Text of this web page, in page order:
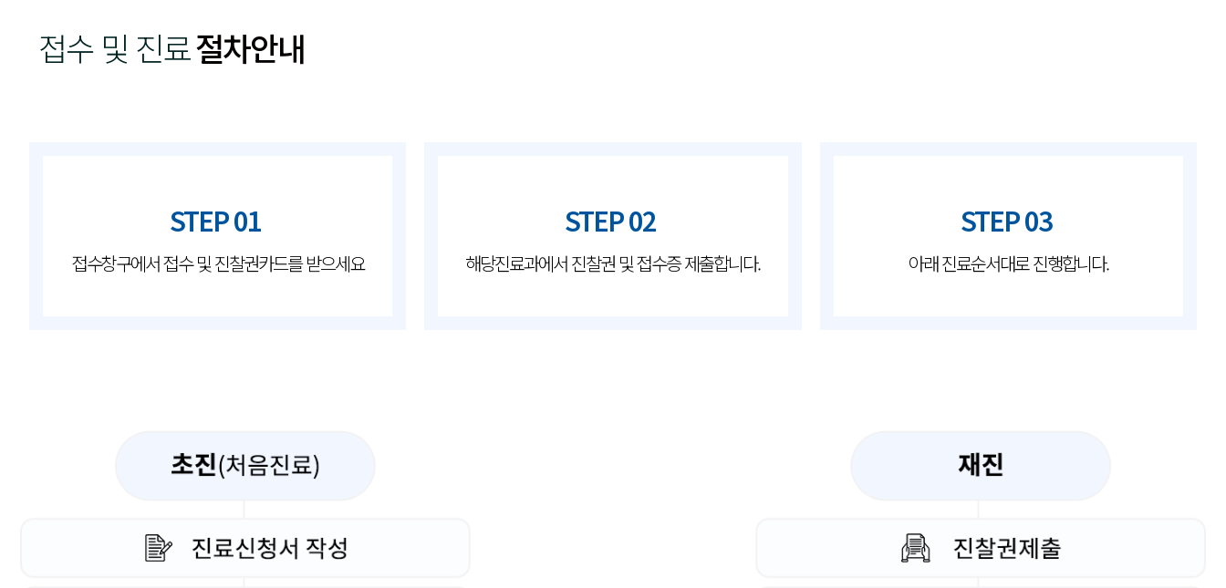
접수 및 진료절차안내
STEP 01
접수창구에서 접수 및 진찰권카드를 받으세요
STEP 02
해당진료과에서 진찰권 및 접수증 제출합니다.
STEP 03
아래 진료순서대로 진행합니다.